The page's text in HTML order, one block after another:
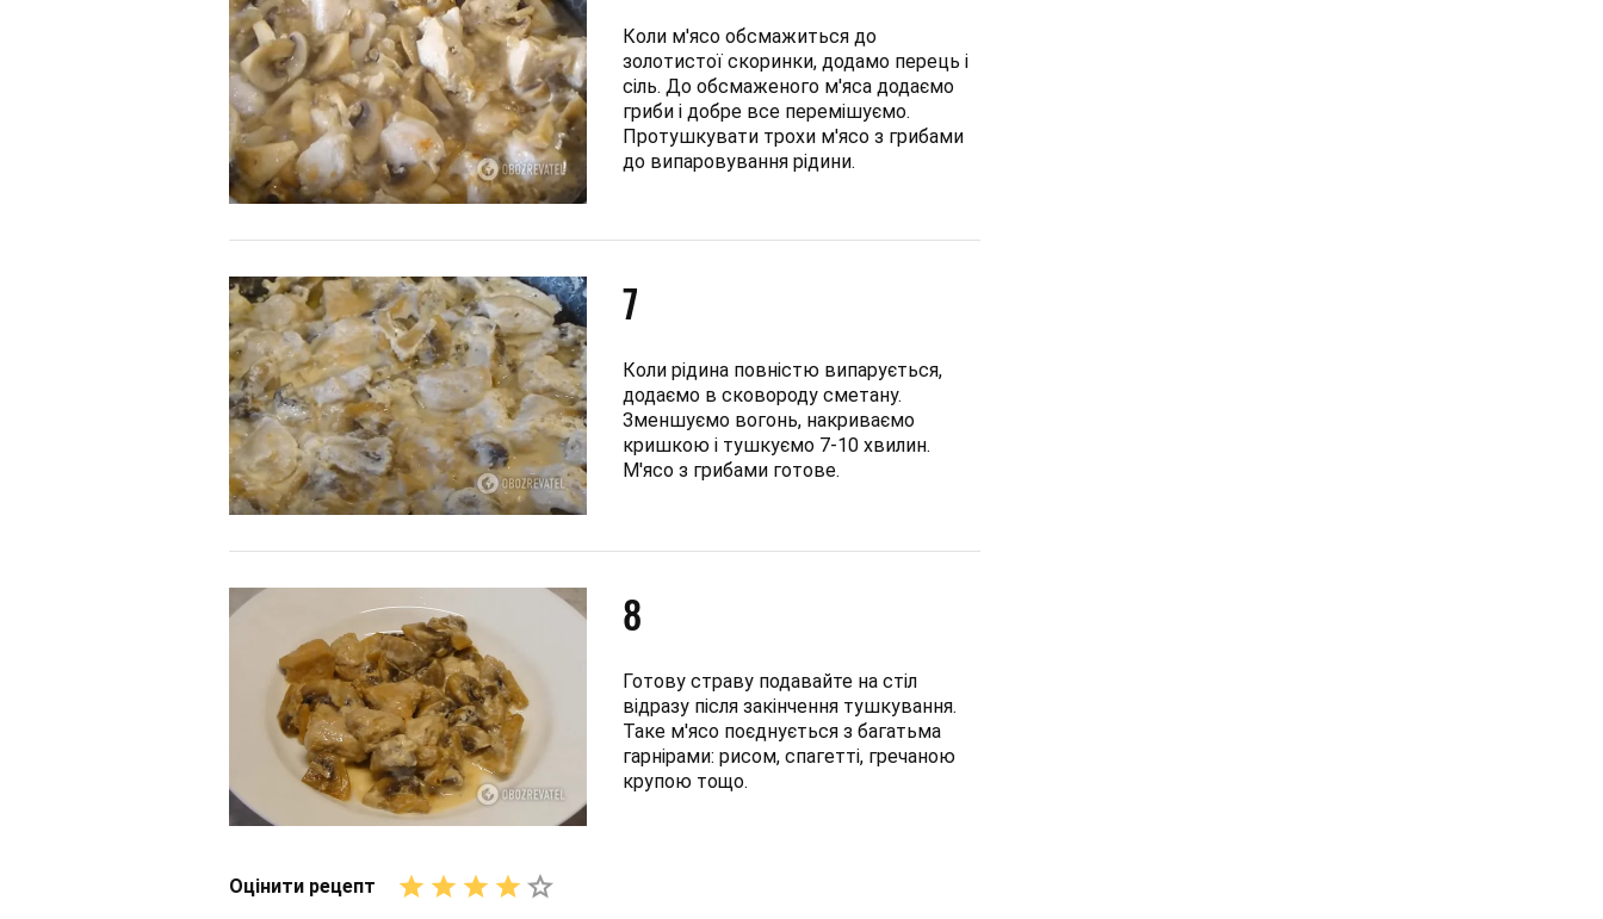
Коли м'ясо обсмажиться до
золотистої скоринки, додамо перець і
сіль. До обсмаженого м'яса додаємо
гриби і добре все перемішуємо.
Протушкувати трохи м'ясо з грибами
до випаровування рідини.
7
Коли рідина повністю випарується,
додаємо в сковороду сметану.
Зменшуємо вогонь, накриваємо
кришкою і тушкуємо 7-10 хвилин.
М'ясо з грибами готове.
8
Готову страву подавайте на стіл
відразу після закінчення тушкування.
Таке м'ясо поєднується з багатьма
гарнірами: рисом, спагетті, гречаною
крупою тощо.
Оцінити рецепт